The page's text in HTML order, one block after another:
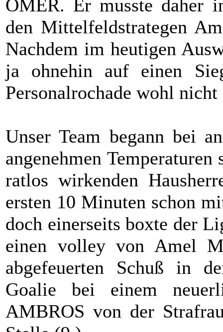
ÖMER. Er musste daher
den Mittelfeldstrategen
Nachdem im heutigen
ja ohnehin auf einen
Personalrochade wohl nicht
Unser Team begann bei
angenehmen
ratlos wirkenden
ersten 10 Minuten schon
doch einerseits boxte der
einen volley von Amel
abgefeuerten Schuß in
Goalie bei einem
AMBROS von der